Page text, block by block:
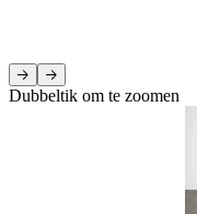
Dubbeltik om te zoomen